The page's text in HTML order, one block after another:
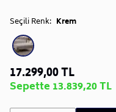
Seçili Renk: Krem
17.299,00 TL
Sepette 13.839,20 TL